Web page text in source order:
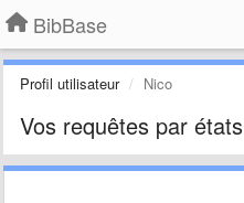
BibBase
Profil utilisateur Nico
Vos requêtes par états